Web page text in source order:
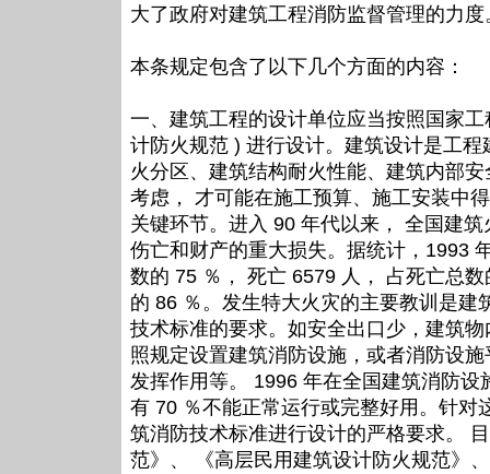
大了政府对建筑工程消防监督管理的力
本条规定包含了以下几个方面的内容：
一、建筑工程的设计单位应当按照国家
计防火规范 ) 进行设计。建筑设计是工
火分区、建筑结构耐火性能、建筑内部
考虑， 才可能在施工预算、施工安装中
关键环节。进入 90 年代以来， 全国建
伤亡和财产的重大损失。据统计，1993
数的 75 ％， 死亡 6579 人， 占死亡总
的 86 ％。发生特大火灾的主要教训是
技术标准的要求。如安全出口少，建筑
照规定设置建筑消防设施，或者消防设
发挥作用等。 1996 年在全国建筑消防
有 70 ％不能正常运行或完整好用。针对
筑消防技术标准进行设计的严格要求。
范》、 《高层民用建筑设计防火规范》